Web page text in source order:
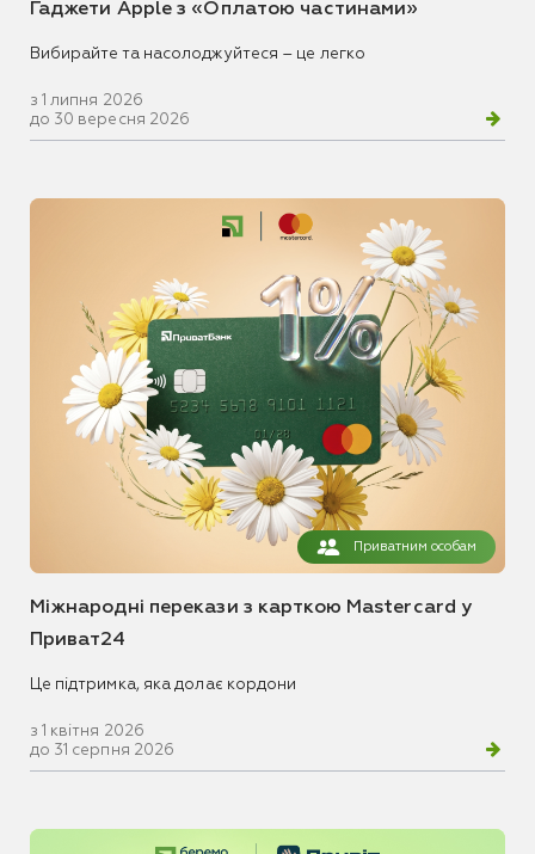
Гаджети Apple з «Оплатою частинами»
Вибирайте та насолоджуйтеся – це легко
з 1 липня 2026
до 30 вересня 2026
Приватним особам
Міжнародні перекази з карткою Mastercard у
Приват24
Це підтримка, яка долає кордони
з 1 квітня 2026
до 31 серпня 2026